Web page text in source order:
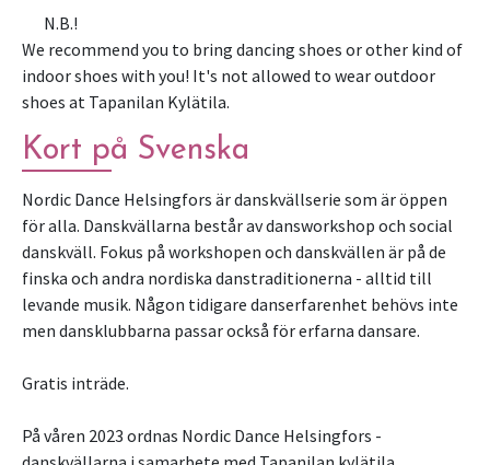
N.B.!
We recommend you to bring dancing shoes or other kind of
indoor shoes with you! It's not allowed to wear outdoor
shoes at Tapanilan Kylätila.
Kort på Svenska
Nordic Dance Helsingfors är danskvällserie som är öppen
för alla. Danskvällarna består av dansworkshop och social
danskväll. Fokus på workshopen och danskvällen är på de
finska och andra nordiska danstraditionerna - alltid till
levande musik. Någon tidigare danserfarenhet behövs inte
men dansklubbarna passar också för erfarna dansare.
Gratis inträde.
På våren 2023 ordnas Nordic Dance Helsingfors -